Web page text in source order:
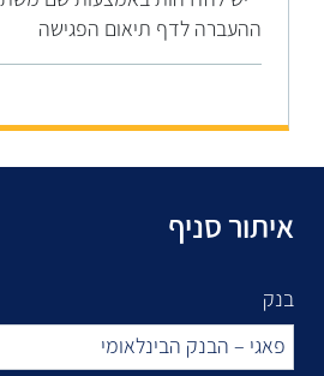
ההעברה לדף תיאום הפגישה
איתור סניף
בנק